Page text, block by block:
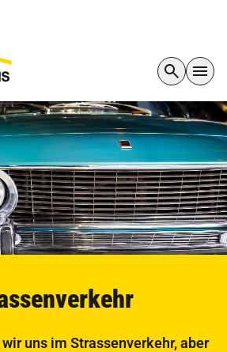
uns im Strassenverkehr, aber